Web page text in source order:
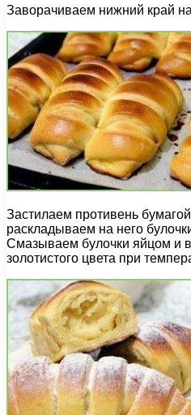
Заворачиваем нижний край
Застилаем противень
раскладываем на него
Смазываем булочки яйцом и
золотистого цвета при